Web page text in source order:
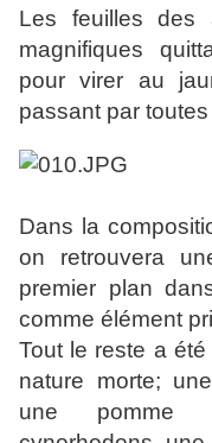
Les feuilles des
magnifiques
pour virer au
passant par
Dans la
on retrouvera
premier plan
comme élément
Tout le reste a
nature morte;
une pomme